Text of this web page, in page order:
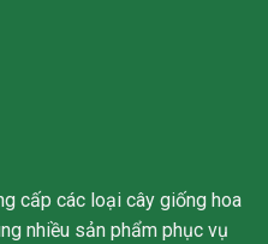
cấp các loại cây giống hoa
nhiều sản phẩm phục vụ